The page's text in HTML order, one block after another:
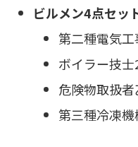
ビルメン4点セッ
第二種電気工
ボイラー技士
危険物取扱者
第三種冷凍機